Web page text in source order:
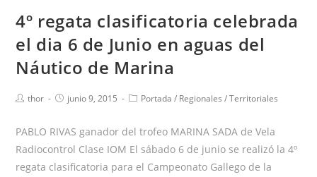
4º regata clasificatoria celebrada
el dia 6 de Junio en aguas del
Náutico de Marina
thor junio 9, 2015 Portada / Regionales / Territoriales
PABLO RIVAS ganador del trofeo MARINA SADA de Vela
Radiocontrol Clase IOM El sábado 6 de junio se realizó la 4º
regata clasificatoria para el Campeonato Gallego de la